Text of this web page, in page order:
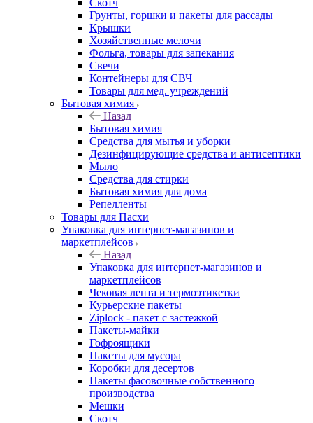
Скотч
Грунты, горшки и пакеты для рассады
Крышки
Хозяйственные мелочи
Фольга, товары для запекания
Свечи
Контейнеры для СВЧ
Товары для мед. учреждений
Бытовая химия
Назад
Бытовая химия
Средства для мытья и уборки
Дезинфицирующие средства и антисептики
Мыло
Средства для стирки
Бытовая химия для дома
Репелленты
Товары для Пасхи
Упаковка для интернет-магазинов и
маркетплейсов
Назад
Упаковка для интернет-магазинов и
маркетплейсов
Чековая лента и термоэтикетки
Курьерские пакеты
Ziplock - пакет с застежкой
Пакеты-майки
Гофроящики
Пакеты для мусора
Коробки для десертов
Пакеты фасовочные собственного
производства
Мешки
Скотч